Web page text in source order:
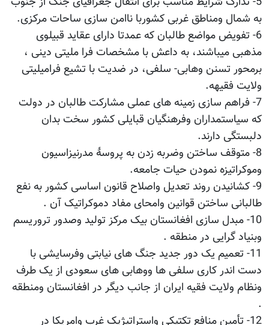
به شمال ومناطق غربی کشوربا ناامن سازی ساحات مرکزی.
6- تفویض مواضع طالبان که عمدتا دارای عقاید قبیلوی
مذهبی میباشند، به داعش با مشخصات فرا ملیتی دینی ،
برمحور تسنن وهابی- سلفی، در ضدیت با تشیع فرامیلیتی
ولایت فقیهه.
7- فراهم سازی زمینه های عملی مشارکت طالبان در دولت
که سیاستمداران وفرهنگیان قبایلی کشور سخت بدان
دلبستگی دارند.
8- متوقف ساختن وضربه زدن به پروسۀ مدرنیزاسیون
وموکراتیزه نمودن حیات جامعه.
9- کشانیدن روند تعدیل واصلاح قانون اساسی کشور به نفع
طالبانی ساختن قوانین وامحای مفاد دموکراتیک آن .
10- مبدل سازی افغانستان بیک مرکز تولید وصدور تروریسم
وبنیاد گرایی در منطقه .
11- تعمیم یک دور جدید جنگ های نیابتی وفرسایشی با
دست اندر کاری سلفی ها ووهابی های سعودی از یک طرف
ونظام ولایت فقیه ایران از جانب دیگر در افغانستان ومنطقه
.
12- تأمین منافع تکتیکی واستراتیژیک غرب وامریکا در